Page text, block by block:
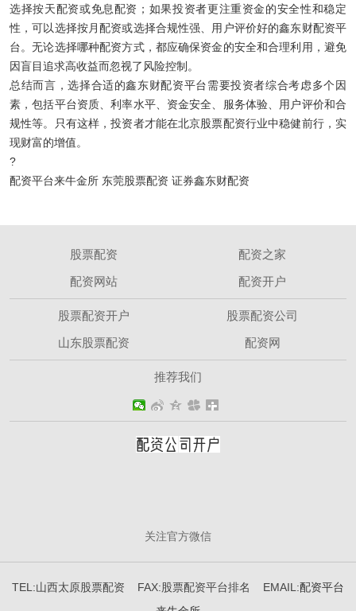
选择按天配资或免息配资；如果投资者更注重资金的安全性和稳定
性，可以选择按月配资或选择合规性强、用户评价好的鑫东财配资平
台。无论选择哪种配资方式，都应确保资金的安全和合理利用，避免
因盲目追求高收益而忽视了风险控制。
总结而言，选择合适的鑫东财配资平台需要投资者综合考虑多个因
素，包括平台资质、利率水平、资金安全、服务体验、用户评价和合
规性等。只有这样，投资者才能在北京股票配资行业中稳健前行，实
现财富的增值。
?
配资平台来牛金所 东莞股票配资 证券鑫东财配资
股票配资
配资网站
配资之家
配资开户
股票配资开户
山东股票配资
股票配资公司
配资网
推荐我们
关注官方微信
TEL:山西太原股票配资 FAX:股票配资平台排名 EMAIL:配资平台